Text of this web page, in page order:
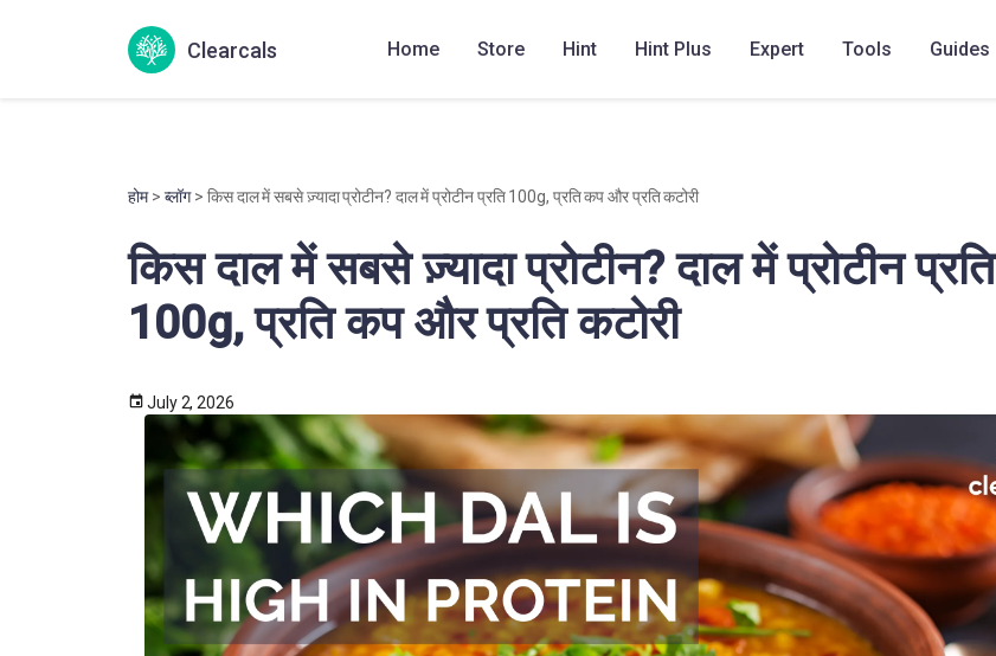
Clearcals Home Store Hint Hint Plus Expert Tools Guides
होम> ब्लॉग> किस दाल में सबसे ज़्यादा प्रोटीन? दाल में प्रोटीन प्रति 100g, प्रति कप और प्रति कटोरी
किस दाल में सबसे ज़्यादा प्रोटीन? दाल में प्रोटीन प्रति
100g, प्रति कप और प्रति कटोरी
July 2, 2026